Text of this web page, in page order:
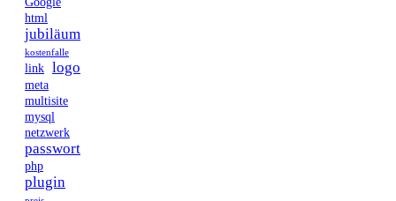
html
jubiläum
kostenfalle
link logo
meta
multisite
mysql
netzwerk
passwort
php
plugin